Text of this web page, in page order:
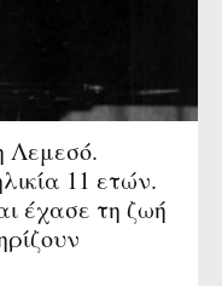
Λεμεσό.
11 ετών.
έχασε τη ζωή